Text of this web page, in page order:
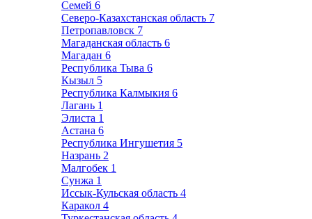
Семей 6
Северо-Казахстанская область 7
Петропавловск 7
Магаданская область 6
Магадан 6
Республика Тыва 6
Кызыл 5
Республика Калмыкия 6
Лагань 1
Элиста 1
Астана 6
Республика Ингушетия 5
Назрань 2
Малгобек 1
Сунжа 1
Иссык-Кульская область 4
Каракол 4